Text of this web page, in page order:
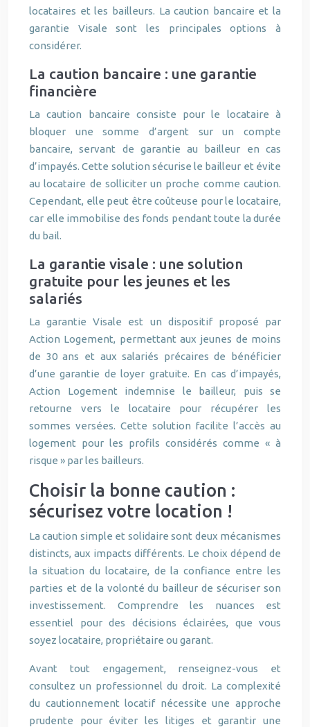
locataires et les bailleurs. La caution bancaire et la
garantie Visale sont les principales options à
considérer.
La caution bancaire : une garantie
financière
La caution bancaire consiste pour le locataire à
bloquer une somme d’argent sur un compte
bancaire, servant de garantie au bailleur en cas
d’impayés. Cette solution sécurise le bailleur et évite
au locataire de solliciter un proche comme caution.
Cependant, elle peut être coûteuse pour le locataire,
car elle immobilise des fonds pendant toute la durée
du bail.
La garantie visale : une solution
gratuite pour les jeunes et les
salariés
La garantie Visale est un dispositif proposé par
Action Logement, permettant aux jeunes de moins
de 30 ans et aux salariés précaires de bénéficier
d’une garantie de loyer gratuite. En cas d’impayés,
Action Logement indemnise le bailleur, puis se
retourne vers le locataire pour récupérer les
sommes versées. Cette solution facilite l’accès au
logement pour les profils considérés comme « à
risque » par les bailleurs.
Choisir la bonne caution :
sécurisez votre location !
La caution simple et solidaire sont deux mécanismes
distincts, aux impacts différents. Le choix dépend de
la situation du locataire, de la confiance entre les
parties et de la volonté du bailleur de sécuriser son
investissement. Comprendre les nuances est
essentiel pour des décisions éclairées, que vous
soyez locataire, propriétaire ou garant.
Avant tout engagement, renseignez-vous et
consultez un professionnel du droit. La complexité
du cautionnement locatif nécessite une approche
prudente pour éviter les litiges et garantir une